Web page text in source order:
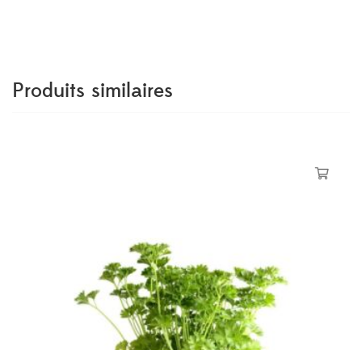
Produits similaires